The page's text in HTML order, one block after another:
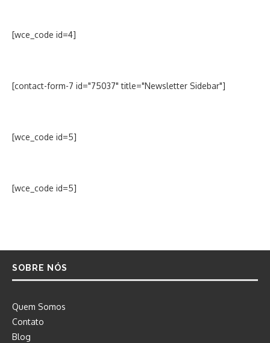
[wce_code id=4]
[contact-form-7 id="75037" title="Newsletter Sidebar"]
[wce_code id=5]
[wce_code id=5]
SOBRE NÓS
Quem Somos
Contato
Blog